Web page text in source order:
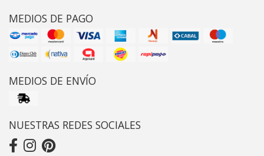
MEDIOS DE PAGO
MEDIOS DE ENVÍO
NUESTRAS REDES SOCIALES